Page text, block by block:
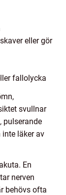
eller gör
fallolycka
svullnar
pulserande
läker av
En
nerven
behövs ofta